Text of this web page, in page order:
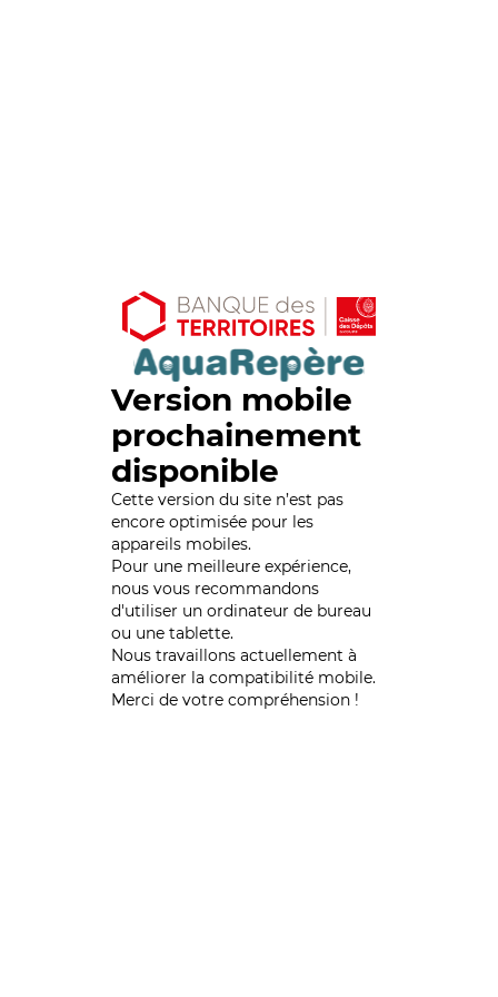
Version mobile
prochainement
disponible
Cette version du site n’est pas
encore optimisée pour les
appareils mobiles.
Pour une meilleure expérience,
nous vous recommandons
d'utiliser un ordinateur de bureau
ou une tablette.
Nous travaillons actuellement à
améliorer la compatibilité mobile.
Merci de votre compréhension !